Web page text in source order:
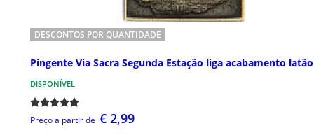
DESCONTOS POR QUANTIDADE
Pingente Via Sacra Segunda Estação liga acabamento latão
DISPONÍVEL
Preço a partir de € 2,99